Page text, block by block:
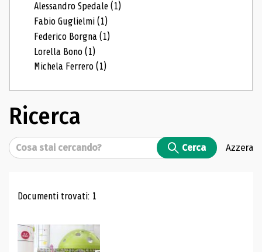
Alessandro Spedale(1)
Fabio Guglielmi(1)
Federico Borgna(1)
Lorella Bono(1)
Michela Ferrero(1)
Ricerca
Cerca Cerca Azzera
Risultati di ricerca
Documenti trovati: 1